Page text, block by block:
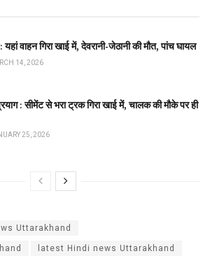
वाहन गिरा खाई में, देवरानी-जेठानी की मौत, पांच घायल
14, 2026
: सीमेंट से भरा ट्रक गिरा खाई में, चालक की मौके पर ही
25, 2026
Uttarakhand
latest Hindi news Uttarakhand